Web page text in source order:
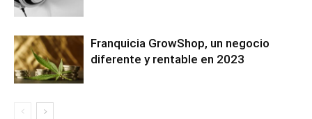
Franquicia GrowShop, un negocio
diferente y rentable en 2023